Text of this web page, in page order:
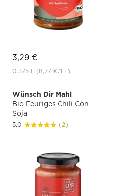
3,29 €
0.375 L (8,77 €/1 L)
Wünsch Dir Mahl
Bio Feuriges Chili Con
Soja
5.0 (2)